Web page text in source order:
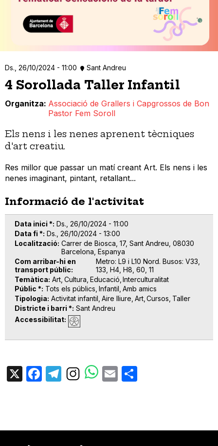
Ds., 26/10/2024 - 11:00 Sant Andreu
4 Sorollada Taller Infantil
Organitza Associació de Grallers i Capgrossos de Bon
Pastor Fem Soroll
Els nens i les nenes aprenent tècniques
d'art creatiu.
Res millor que passar un matí creant Art. Els nens i les
nenes imaginant, pintant, retallant...
Informació de l'activitat
Data inici * Ds., 26/10/2024 - 11:00
Data fi * Ds., 26/10/2024 - 13:00
Localització Carrer de Biosca, 17, Sant Andreu, 08030
Barcelona, Espanya
Com arribar-hi en
transport públic
Metro: L9 i L10 Nord. Busos: V33,
133, H4, H8, 60, 11
Temàtica Art Cultura Educació Interculturalitat
Públic * Tots els públics Infantil Amb amics
Tipologia Activitat infantil Aire lliure Art Cursos Taller
Districte i barri * Sant Andreu
Accessibilitat
X Facebook
TelegramEmail